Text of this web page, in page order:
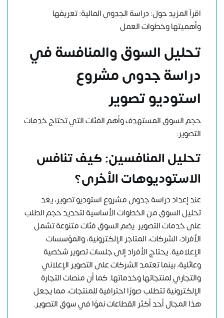
اقرآ المزيد حول:دراسة الجدوى المالية: تعريفها
وأهميتها وخطوات العمل
تحليل السوق والمنافسة في
دراسة جدوى مشروع
استوديو تصوير
حجم السوق المستهدف وأهم الفئات التي تحتاج خدمات
التصوير:
تحليل المنافسين: كيف تنافس
الاستوديوهات الأخرى؟
عند إعداد دراسة جدوى مشروع استوديو تصوير، يعد
تحليل السوق من الخطوات الأساسية لتحديد حجم الطلب
على خدمات التصوير. يضم السوق فئات متنوعة تشمل
الأفراد، الشركات، المتاجر الإلكترونية، والمؤسسات
الإعلامية. يحتاج الأفراد إلى جلسات تصوير شخصية
وعائلية، بينما تعتمد الشركات على التصوير الإعلاني
والتجاري لمنتجاتها وخدماتها. كما أن منصات التجارة
الإلكترونية تتطلب صورًا احترافية للمنتجات، مما يجعل
هذا المجال أحد أكثر القطاعات نموًا في سوق التصوير.